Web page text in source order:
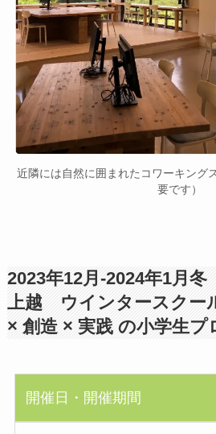
近隣には自然に囲まれたコワーキング
要です）
2023年12月-2024年1月
上越 ウインタースクー
× 創造 × 実践 の小学生プ
開催日・開催期間